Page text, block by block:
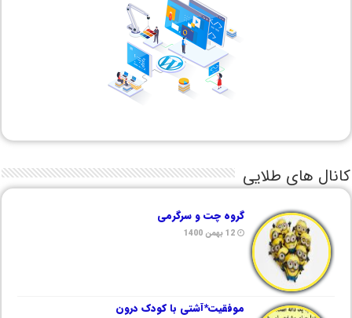
کانال های طلایی
گروه چت و سرگرمی
12 بهمن 1400
موفقیت*آشتی با کودک درون